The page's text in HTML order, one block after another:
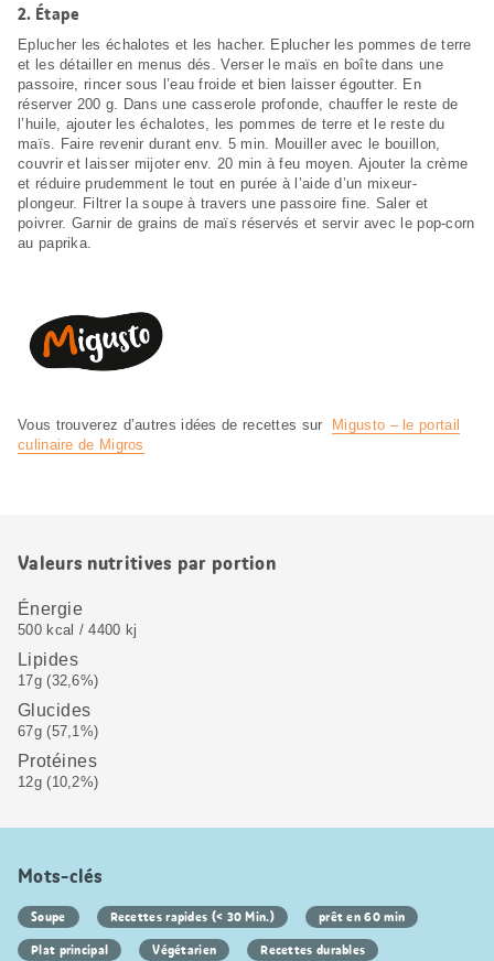
2. Étape
Eplucher les échalotes et les hacher. Eplucher les pommes de terre
et les détailler en menus dés. Verser le maïs en boîte dans une
passoire, rincer sous l’eau froide et bien laisser égoutter. En
réserver 200 g. Dans une casserole profonde, chauffer le reste de
l’huile, ajouter les échalotes, les pommes de terre et le reste du
maïs. Faire revenir durant env. 5 min. Mouiller avec le bouillon,
couvrir et laisser mijoter env. 20 min à feu moyen. Ajouter la crème
et réduire prudemment le tout en purée à l’aide d’un mixeur-
plongeur. Filtrer la soupe à travers une passoire fine. Saler et
poivrer. Garnir de grains de maïs réservés et servir avec le pop-corn
au paprika.
Vous trouverez d’autres idées de recettes sur
Migusto – le portail
culinaire de Migros
Valeurs nutritives par portion
Énergie
500 kcal / 4400 kj
Lipides
17g (32,6%)
Glucides
67g (57,1%)
Protéines
12g (10,2%)
Mots-clés
Soupe Recettes rapides (< 30 Min.)
prêt en 60 min
Plat principal
Végétarien
Recettes durables